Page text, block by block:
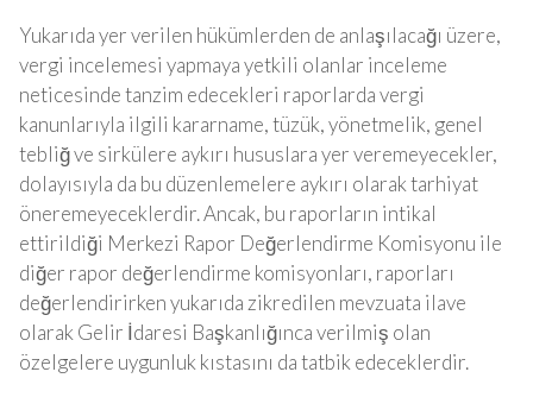
Yukarıda yer verilen hükümlerden de anlaşılacağı üzere,
vergi incelemesi yapmaya yetkili olanlar inceleme
neticesinde tanzim edecekleri raporlarda vergi
kanunlarıyla ilgili kararname, tüzük, yönetmelik, genel
tebliğ ve sirkülere aykırı hususlara yer veremeyecekler,
dolayısıyla da bu düzenlemelere aykırı olarak tarhiyat
öneremeyeceklerdir. Ancak, bu raporların intikal
ettirildiği Merkezi Rapor Değerlendirme Komisyonu ile
diğer rapor değerlendirme komisyonları, raporları
değerlendirirken yukarıda zikredilen mevzuata ilave
olarak Gelir İdaresi Başkanlığınca verilmiş olan
özelgelere uygunluk kıstasını da tatbik edeceklerdir.